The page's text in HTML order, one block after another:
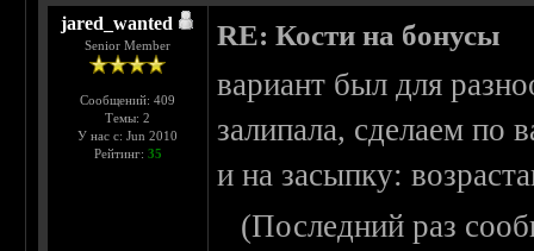
jared_wanted
Senior Member
Сообщений: 409
Темы: 2
У нас с: Jun 2010
Рейтинг: 35
RE: Кости на бонусы
вариант был для
залипала, сделаем по
и на засыпку:
(Последний раз